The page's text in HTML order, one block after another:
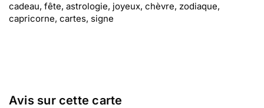
cadeau, fête, astrologie, joyeux, chèvre, zodiaque,
capricorne, cartes, signe
Avis sur cette carte